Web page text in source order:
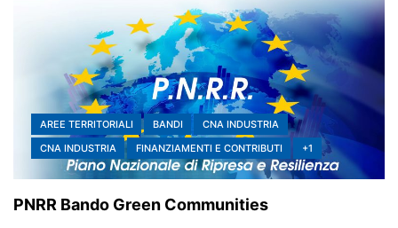
AREE TERRITORIALI BANDI
CNA INDUSTRIA
CNA INDUSTRIA
FINANZIAMENTI E CONTRIBUTI +1
PNRR Bando Green Communities